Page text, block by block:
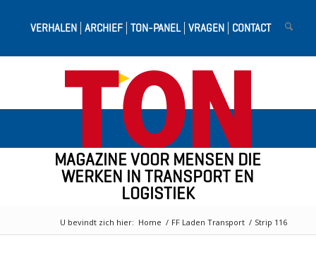
MAGAZINE VOOR MENSEN DIE
WERKEN IN TRANSPORT EN
LOGISTIEK
VERHALEN ARCHIEF TON-PANEL VRAGEN CONTACT
U bevindt zich hier: Home / FF Laden Transport / Strip 116